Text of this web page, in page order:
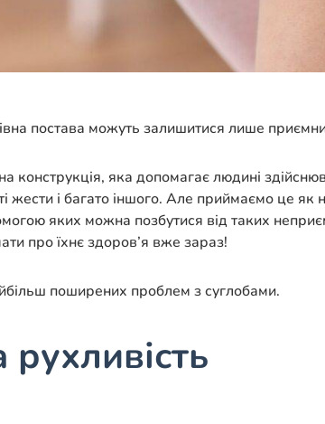
постава можуть залишитися лише
конструкція, яка допомагає людині
жести і багато іншого. Але приймаємо це
яких можна позбутися від таких
про їхнє здоров’я вже зараз!
поширених проблем з суглобами.